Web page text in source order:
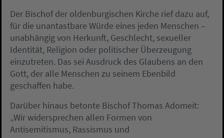
Der Bischof der oldenburgischen Kirche rief dazu auf,
für die unantastbare Würde eines jeden Menschen –
unabhängig von Herkunft, Geschlecht, sexueller
Identität, Religion oder politischer Überzeugung
einzutreten. Das sei Ausdruck des Glaubens an den
Gott, der alle Menschen zu seinem Ebenbild
geschaffen habe.
Darüber hinaus betonte Bischof Thomas Adomeit:
„Wir widersprechen allen Formen von
Antisemitismus, Rassismus und